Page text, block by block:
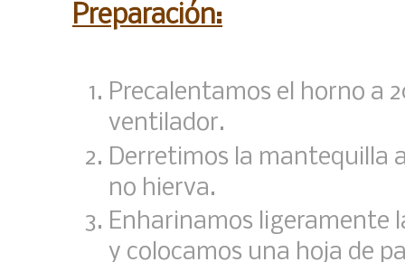
Preparación:
Precalentamos el horno a
ventilador.
Derretimos la mantequilla
no hierva.
Enharinamos ligeramente
y colocamos una hoja de